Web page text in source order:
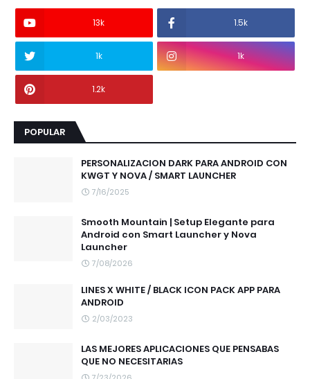
13k 1.5k
1k 1k
1.2k
POPULAR
PERSONALIZACION DARK PARA ANDROID CON
KWGT Y NOVA / SMART LAUNCHER
7/16/2025
Smooth Mountain | Setup Elegante para
Android con Smart Launcher y Nova
Launcher
7/08/2026
LINES X WHITE / BLACK ICON PACK APP PARA
ANDROID
2/03/2023
LAS MEJORES APLICACIONES QUE PENSABAS
QUE NO NECESITARIAS